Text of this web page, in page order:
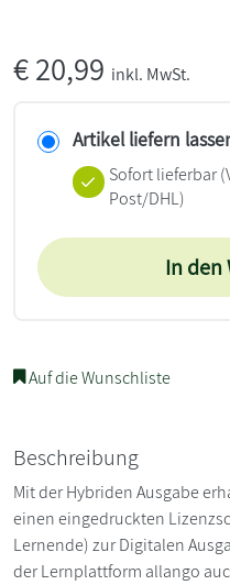
€20,99 inkl. MwSt.
Artikel liefern
Sofort lieferbar
Post/DHL)
In den
Auf die Wunschliste
Beschreibung
Mit der Hybriden Ausgabe
einen eingedruckten
Lernende) zur Digitalen
der Lernplattform allango